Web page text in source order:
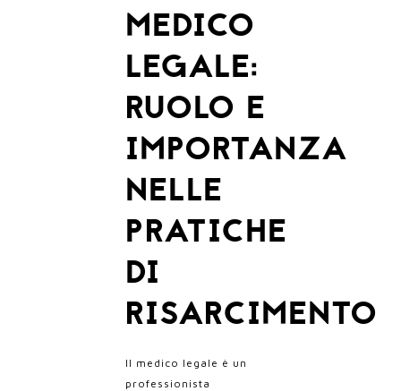
MEDICO
LEGALE:
RUOLO E
IMPORTANZA
NELLE
PRATICHE
DI
RISARCIMENTO
Il medico legale è un
professionista